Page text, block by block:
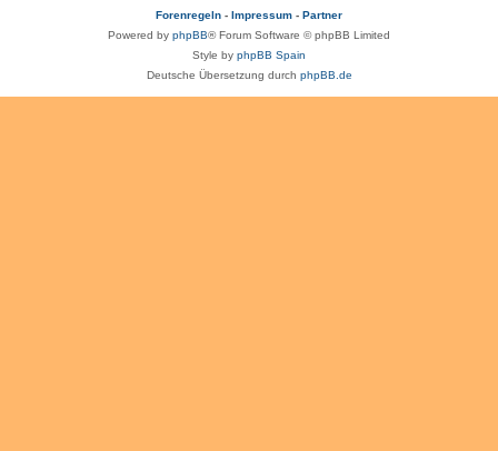
Forenregeln - Impressum - Partner
Powered by phpBB® Forum Software © phpBB Limited
Style by phpBB Spain
Deutsche Übersetzung durch phpBB.de